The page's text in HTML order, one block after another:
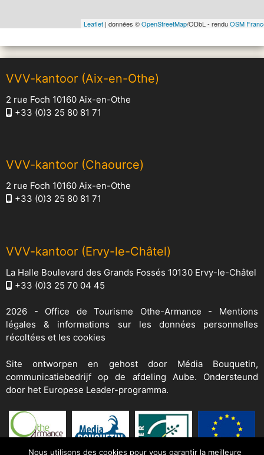
Leaflet | données ©OpenStreetMap/ODbL - renduOSM
VVV-kantoor (Aix-en-Othe)
2 rue Foch 10160 Aix-en-Othe
+33 (0)3 25 80 81 71
VVV-kantoor (Chaource)
2 rue Foch 10160 Aix-en-Othe
+33 (0)3 25 80 81 71
VVV-kantoor (Ervy-le-Châtel)
La Halle Boulevard des Grands Fossés 10130 Ervy-le-Châtel
+33 (0)3 25 70 04 45
2026 - Office de Tourisme Othe-Armance - Mentions
légales & informations sur les données personnelles
récoltées et les cookies
Site ontworpen en gehost door Média Bouquetin,
communicatiebedrijf op de afdeling Aube. Ondersteund
door het Europese Leader-programma.
Nous utilisons des cookies pour vous garantir la meilleure